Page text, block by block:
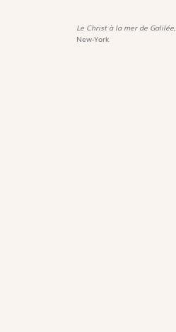
Le Christ à la mer de Galilée,
New-York